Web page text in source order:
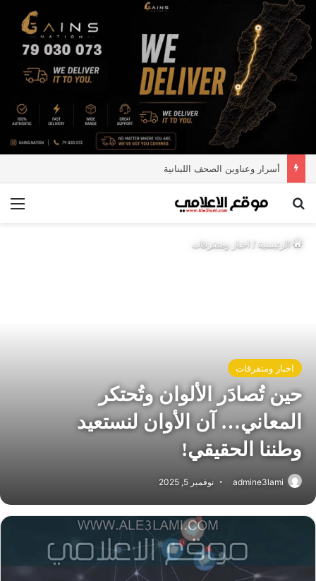
أسرار وعناوين الصحف اللبنانية
بحث عن
الرئيسية/ اخبار ومتفرقات
اخبار ومتفرقات
حين تُصادَر الألوان وتُحتكر
المعاني… آن الأوان لنستعيد
وطننا الحقيقي!
admine3lami نوفمبر 5, 2025